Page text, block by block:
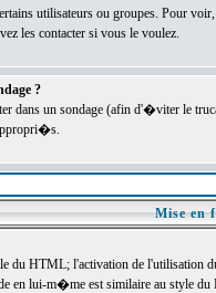
utilisateurs ou groupes. Pour
les contacter si vous le voulez.
?
dans un sondage (afin d'�viter le
Mise en
du HTML; l'activation de l'utilisation
en lui-m�me est similaire au style